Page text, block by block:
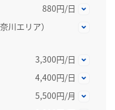
880円/日
川エリア）
3,300円/日
4,400円/日
5,500円/月